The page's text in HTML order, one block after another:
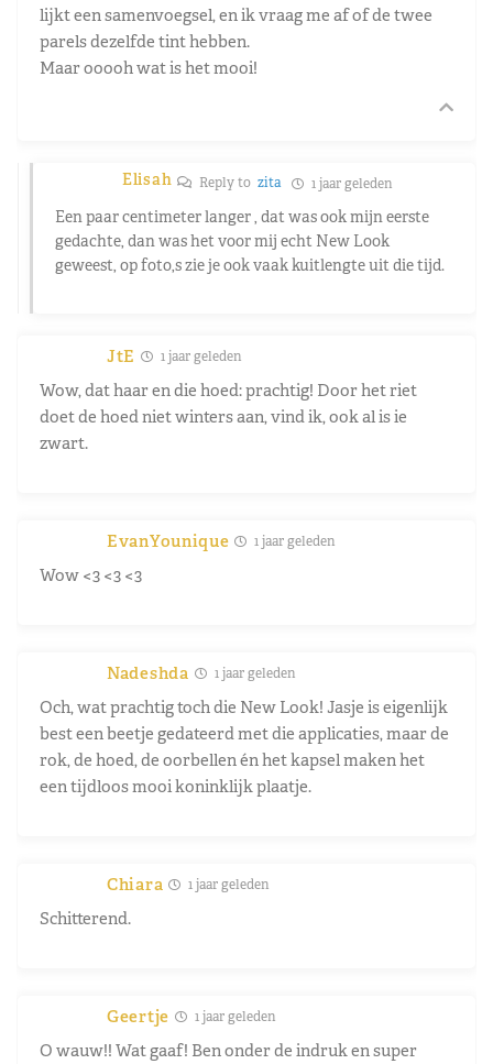
lijkt een samenvoegsel, en ik vraag me af of de twee
parels dezelfde tint hebben.
Maar ooooh wat is het mooi!
Elisah Reply tozita 1 jaar geleden
Een paar centimeter langer , dat was ook mijn eerste
gedachte, dan was het voor mij echt New Look
geweest, op foto,s zie je ook vaak kuitlengte uit die tijd.
JtE 1 jaar geleden
Wow, dat haar en die hoed: prachtig! Door het riet
doet de hoed niet winters aan, vind ik, ook al is ie
zwart.
EvanYounique 1 jaar geleden
Wow <3 <3 <3
Nadeshda 1 jaar geleden
Och, wat prachtig toch die New Look! Jasje is eigenlijk
best een beetje gedateerd met die applicaties, maar de
rok, de hoed, de oorbellen én het kapsel maken het
een tijdloos mooi koninklijk plaatje.
Chiara 1 jaar geleden
Schitterend.
Geertje 1 jaar geleden
O wauw!! Wat gaaf! Ben onder de indruk en super